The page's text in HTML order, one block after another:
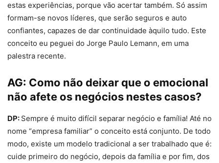
estas experiências, porque vão acertar também. Só assim
formam-se novos líderes, que serão seguros e auto
confiantes, capazes de dar continuidade àquilo tudo. Este
conceito eu peguei do Jorge Paulo Lemann, em uma
palestra recente.
AG: Como não deixar que o emocional
não afete os negócios nestes casos?
DP: Sempre é muito difícil separar negócio e família! Até no
nome “empresa familiar” o conceito está conjunto. De todo
modo, existe um modelo tradicional a ser trabalhado que é:
cuide primeiro do negócio, depois da família e por fim, dos